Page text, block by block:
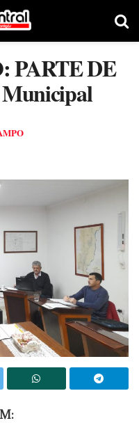
PARTE DE